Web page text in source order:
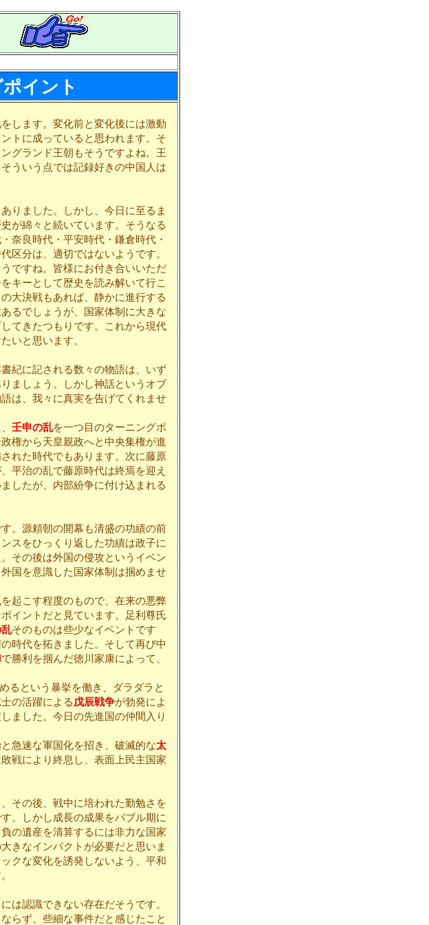
イント
します。変化前と変化後には激動
トに成っていると思われます。そ
グランド王朝もそうですよね。王
ういう点では記録好きの中国人は
りました。しかし、今日に至るま
が綿々と続いています。そうなる
奈良時代・平安時代・鎌倉時代・
区分は、適切ではないようです。
ですね。皆様にお付き合いいただ
キーとして歴史を読み解いて行こ
大決戦もあれば、静かに進行する
るでしょうが、国家体制に大きな
てきたつもりです。これから現代
いと思います。
紀に記される数々の物語は、いず
ましょう。しかし神話というオブ
は、我々に真実を告げてくれませ
壬申の乱を一つ目のターニングポ
権から天皇親政へと中央集権が進
れた時代でもあります。次に藤原
平治の乱で藤原時代は終焉を迎え
したが、内部紛争に付け込まれる
。源頼朝の開幕も清盛の功績の前
スをひっくり返した功績は政子に
その後は外国の侵攻というイベン
国を意識した国家体制は掴めませ
起こす程度のもので、在来の悪弊
イントだと見ています。足利尊氏
そのものは些少なイベントです
時代を拓きました。そして再び中
で勝利を掴んだ徳川家康によって、
るという暴挙を働き、ダラダラと
の活躍による戊辰戦争が勃発によ
ました。今日の先進国の仲間入り
急速な軍国化を招き、破滅的な太
戦により終息し、表面上民主国家
その後、戦中に培われた勤勉さを
。しかし成長の成果をバブル期に
の遺産を清算するには非力な国家
きなインパクトが必要だと思いま
クな変化を誘発しないよう、平和
は認識できない存在だそうです。
らず、些細な事件だと感じたこと